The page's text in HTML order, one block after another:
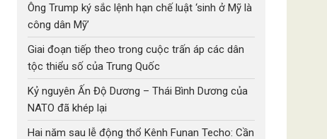
Ông Trump ký sắc lệnh hạn chế luật ‘sinh ở Mỹ là
công dân Mỹ’
Giai đoạn tiếp theo trong cuộc trấn áp các dân
tộc thiểu số của Trung Quốc
Kỷ nguyên Ấn Độ Dương – Thái Bình Dương của
NATO đã khép lại
Hai năm sau lễ động thổ Kênh Funan Techo: Cần